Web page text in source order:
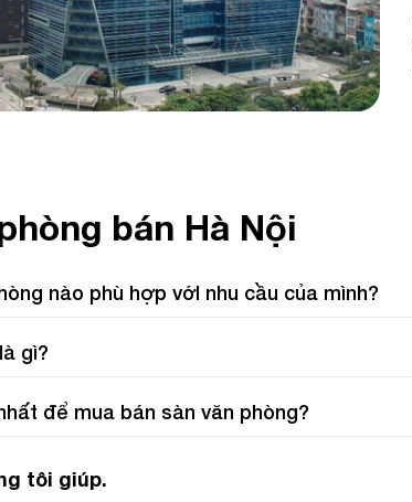
bán Hà Nội
nào phù hợp vớI nhu cầu của mình?
gì?
để mua bán sàn văn phòng?
tôi giúp.